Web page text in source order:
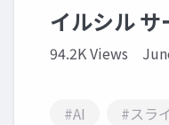
イルシル
94.2K Views
#AI #スラ